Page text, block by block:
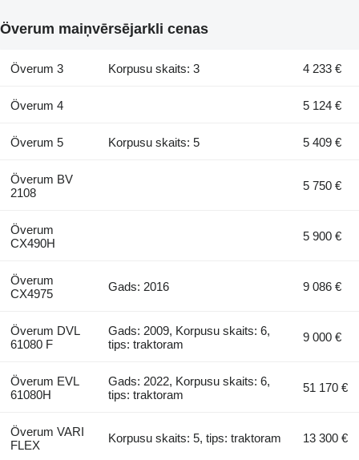
Överum maiņvērsējarkli cenas
Överum 3 Korpusu skaits: 3 4 233 €
Överum 4 5 124 €
Överum 5 Korpusu skaits: 5 5 409 €
Överum BV
2108
5 750 €
Överum
CX490H
5 900 €
Överum
CX4975
Gads: 2016 9 086 €
Överum DVL
61080 F
Gads: 2009, Korpusu skaits: 6,
tips: traktoram
9 000 €
Överum EVL
61080H
Gads: 2022, Korpusu skaits: 6,
tips: traktoram
51 170 €
Överum VARI
FLEX
Korpusu skaits: 5, tips: traktoram 13 300 €